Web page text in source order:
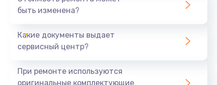
Замена оперативной памяти
быть изменена?
Какие документы выдает
сервисный центр?
При ремонте используются
оригинальные комплектующие